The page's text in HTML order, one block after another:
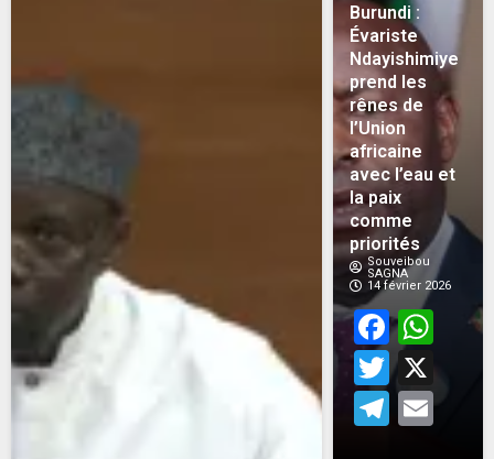
Burundi :
Évariste
Ndayishimiye
prend les
rênes de
l’Union
africaine
avec l’eau et
la paix
comme
priorités
Souveibou
SAGNA
14 février 2026
X